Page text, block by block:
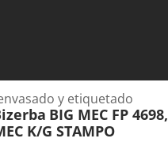
y etiquetado
BIG MEC FP 4698,
K/G STAMPO